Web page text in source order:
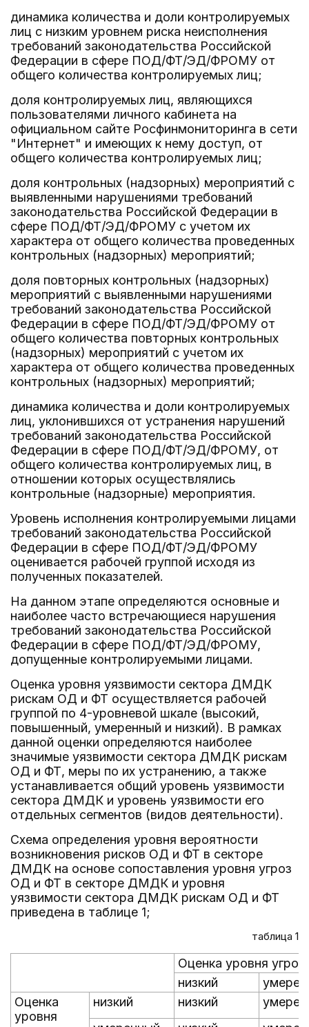
динамика количества и доли контролируемых
лиц с низким уровнем риска неисполнения
требований законодательства Российской
Федерации в сфере ПОД/ФТ/ЭД/ФРОМУ от
общего количества контролируемых лиц;
доля контролируемых лиц, являющихся
пользователями личного кабинета на
официальном сайте Росфинмониторинга в сети
"Интернет" и имеющих к нему доступ, от
общего количества контролируемых лиц;
доля контрольных (надзорных) мероприятий с
выявленными нарушениями требований
законодательства Российской Федерации в
сфере ПОД/ФТ/ЭД/ФРОМУ с учетом их
характера от общего количества проведенных
контрольных (надзорных) мероприятий;
доля повторных контрольных (надзорных)
мероприятий с выявленными нарушениями
требований законодательства Российской
Федерации в сфере ПОД/ФТ/ЭД/ФРОМУ от
общего количества повторных контрольных
(надзорных) мероприятий с учетом их
характера от общего количества проведенных
контрольных (надзорных) мероприятий;
динамика количества и доли контролируемых
лиц, уклонившихся от устранения нарушений
требований законодательства Российской
Федерации в сфере ПОД/ФТ/ЭД/ФРОМУ, от
общего количества контролируемых лиц, в
отношении которых осуществлялись
контрольные (надзорные) мероприятия.
Уровень исполнения контролируемыми лицами
требований законодательства Российской
Федерации в сфере ПОД/ФТ/ЭД/ФРОМУ
оценивается рабочей группой исходя из
полученных показателей.
На данном этапе определяются основные и
наиболее часто встречающиеся нарушения
требований законодательства Российской
Федерации в сфере ПОД/ФТ/ЭД/ФРОМУ,
допущенные контролируемыми лицами.
Оценка уровня уязвимости сектора ДМДК
рискам ОД и ФТ осуществляется рабочей
группой по 4-уровневой шкале (высокий,
повышенный, умеренный и низкий). В рамках
данной оценки определяются наиболее
значимые уязвимости сектора ДМДК рискам
ОД и ФТ, меры по их устранению, а также
устанавливается общий уровень уязвимости
сектора ДМДК и уровень уязвимости его
отдельных сегментов (видов деятельности).
Схема определения уровня вероятности
возникновения рисков ОД и ФТ в секторе
ДМДК на основе сопоставления уровня угроз
ОД и ФТ в секторе ДМДК и уровня
уязвимости сектора ДМДК рискам ОД и ФТ
приведена в таблице 1;
таблица 1
Оценка уровня
низкий
Оценка
уровня
низкий низкий